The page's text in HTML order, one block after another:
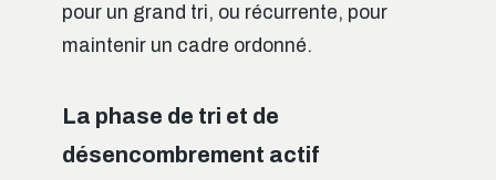
pour un grand tri, ou récurrente, pour
maintenir un cadre ordonné.
La phase de tri et de
désencombrement actif